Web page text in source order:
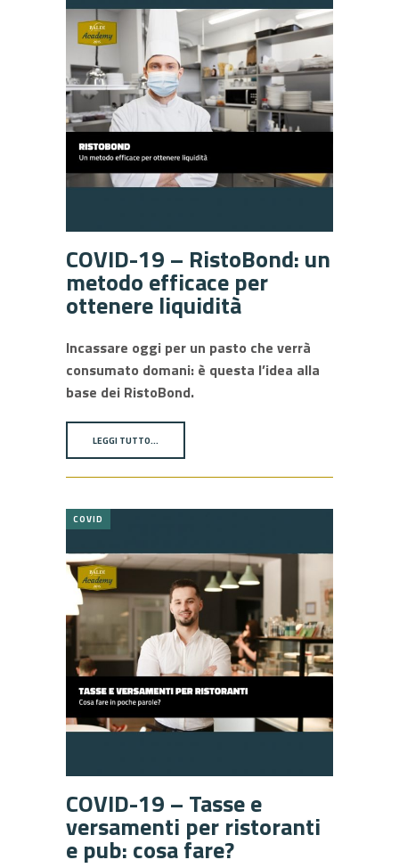
COVID-19 – RistoBond: un
metodo efficace per
ottenere liquidità
Incassare oggi per un pasto che verrà
consumato domani: è questa l’idea alla
base dei RistoBond.
LEGGI TUTTO…
COVID
COVID-19 – Tasse e
versamenti per ristoranti
e pub: cosa fare?